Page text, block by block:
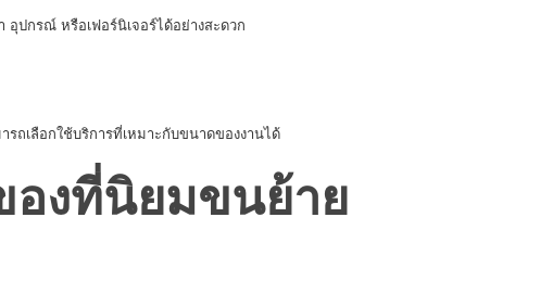
ปกรณ์ หรือเฟอร์นิเจอร์ได้อย่างสะดวก
ถเลือกใช้บริการที่เหมาะกับขนาดของงานได้
องที่นิยมขนย้าย